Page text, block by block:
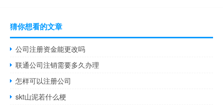
猜你想看的文章
公司注册资金能更改吗
联通公司注销需要多久办理
怎样可以注册公司
skt山泥若什么梗